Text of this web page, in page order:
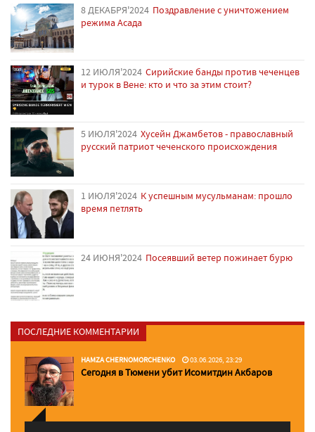
8 ДЕКАБРЯ'2024 Поздравление с уничтожением
режима Асада
12 ИЮЛЯ'2024 Сирийские банды против чеченцев
и турок в Вене: кто и что за этим стоит?
5 ИЮЛЯ'2024 Хусейн Джамбетов - православный
русский патриот чеченского происхождения
1 ИЮЛЯ'2024 К успешным мусульманам: прошло
время петлять
24 ИЮНЯ'2024 Посеявший ветер пожинает бурю
ПОСЛЕДНИЕ КОММЕНТАРИИ
HAMZA CHERNOMORCHENKO 03.06.2026, 23:29
Сегодня в Тюмени убит Исомитдин Акбаров